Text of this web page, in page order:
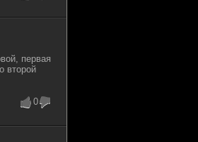
первая
второй
0